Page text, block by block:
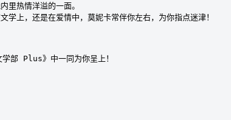
里热情洋溢的一面。
上，还是在爱情中，莫妮卡常伴你左右，为你指点迷津！
学部 Plus》中一同为你呈上！